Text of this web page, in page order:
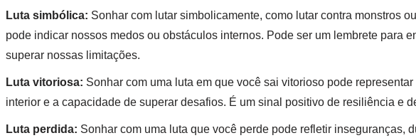
Luta simbólica: Sonhar com lutar simbolicamente, como lutar contra monstros
pode indicar nossos medos ou obstáculos internos. Pode ser um lembrete para
superar nossas limitações.
Luta vitoriosa: Sonhar com uma luta em que você sai vitorioso pode
interior e a capacidade de superar desafios. É um sinal positivo de resiliência e
Luta perdida: Sonhar com uma luta que você perde pode refletir inseguranças,